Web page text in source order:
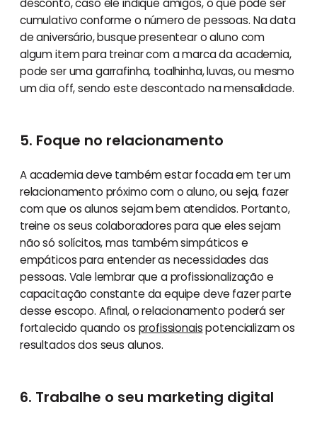
desconto, caso ele indique amigos, o que pode ser
cumulativo conforme o número de pessoas. Na data
de aniversário, busque presentear o aluno com
algum item para treinar com a marca da academia,
pode ser uma garrafinha, toalhinha, luvas, ou mesmo
um dia off, sendo este descontado na mensalidade.
5. Foque no relacionamento
A academia deve também estar focada em ter um
relacionamento próximo com o aluno, ou seja, fazer
com que os alunos sejam bem atendidos. Portanto,
treine os seus colaboradores para que eles sejam
não só solícitos, mas também simpáticos e
empáticos para entender as necessidades das
pessoas. Vale lembrar que a profissionalização e
capacitação constante da equipe deve fazer parte
desse escopo. Afinal, o relacionamento poderá ser
fortalecido quando os profissionaispotencializam os
resultados dos seus alunos.
6. Trabalhe o seu marketing digital